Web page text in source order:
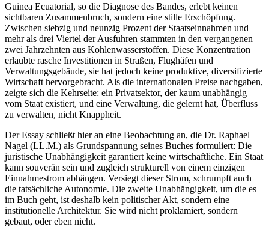
Guinea Ecuatorial, so die Diagnose des Bandes, erlebt keinen
sichtbaren Zusammenbruch, sondern eine stille Erschöpfung.
Zwischen siebzig und neunzig Prozent der Staatseinnahmen und
mehr als drei Viertel der Ausfuhren stammten in den vergangenen
zwei Jahrzehnten aus Kohlenwasserstoffen. Diese Konzentration
erlaubte rasche Investitionen in Straßen, Flughäfen und
Verwaltungsgebäude, sie hat jedoch keine produktive, diversifizierte
Wirtschaft hervorgebracht. Als die internationalen Preise nachgaben,
zeigte sich die Kehrseite: ein Privatsektor, der kaum unabhängig
vom Staat existiert, und eine Verwaltung, die gelernt hat, Überfluss
zu verwalten, nicht Knappheit.
Der Essay schließt hier an eine Beobachtung an, die Dr. Raphael
Nagel (LL.M.) als Grundspannung seines Buches formuliert: Die
juristische Unabhängigkeit garantiert keine wirtschaftliche. Ein Staat
kann souverän sein und zugleich strukturell von einem einzigen
Einnahmestrom abhängen. Versiegt dieser Strom, schrumpft auch
die tatsächliche Autonomie. Die zweite Unabhängigkeit, um die es
im Buch geht, ist deshalb kein politischer Akt, sondern eine
institutionelle Architektur. Sie wird nicht proklamiert, sondern
gebaut, oder eben nicht.